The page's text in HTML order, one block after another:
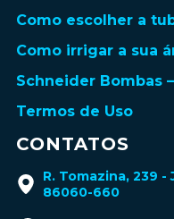
Como escolher a
Como irrigar a sua
Schneider Bombas
Termos de Uso
CONTATOS
R. Tomazina, 239 -
86060-660